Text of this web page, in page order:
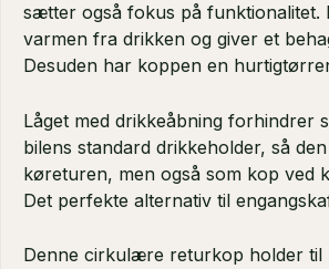
sætter også fokus på funktionalitet.
varmen fra drikken og giver et
Desuden har koppen en
Låget med drikkeåbning forhindrer
bilens standard drikkeholder, så
køreturen, men også som kop ved
Det perfekte alternativ til
Denne cirkulære returkop holder til